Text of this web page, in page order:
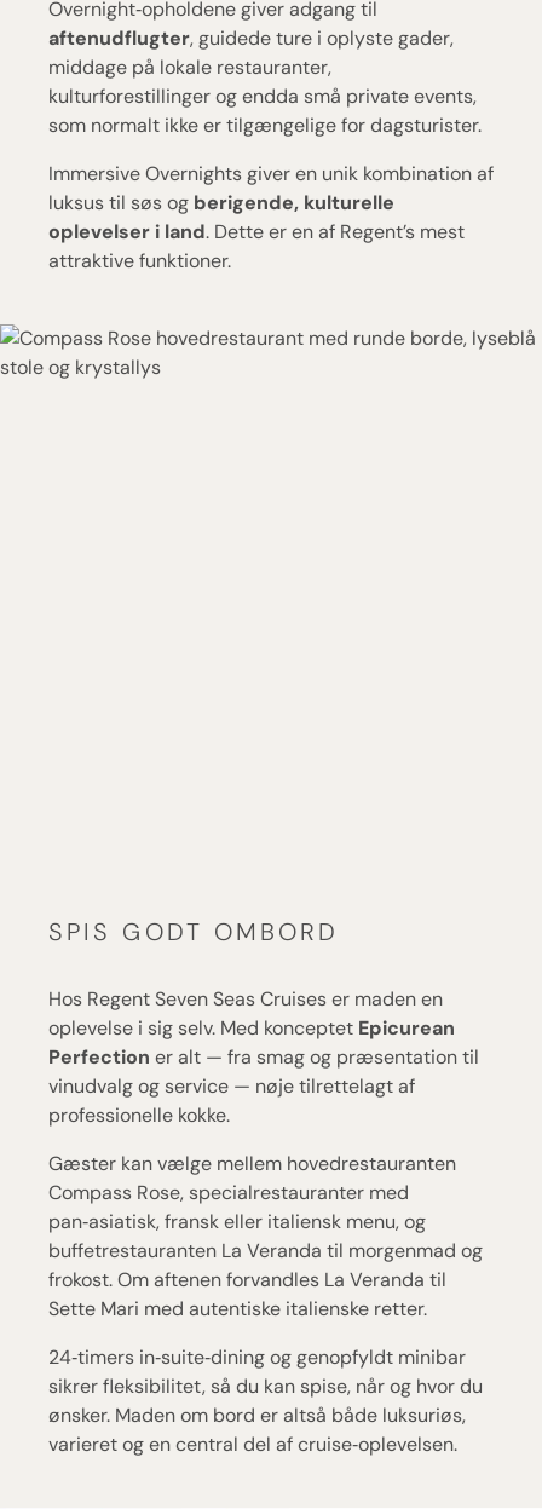
Overnight‑opholdene giver adgang til
aftenudflugter, guidede ture i oplyste gader,
middage på lokale restauranter,
kulturforestillinger og endda små private events,
som normalt ikke er tilgængelige for dagsturister.
Immersive Overnights giver en unik kombination af
luksus til søs og berigende, kulturelle
oplevelser i land. Dette er en af Regent’s mest
attraktive funktioner.
SPIS GODT OMBORD
Hos Regent Seven Seas Cruises er maden en
oplevelse i sig selv. Med konceptet Epicurean
Perfection er alt — fra smag og præsentation til
vinudvalg og service — nøje tilrettelagt af
professionelle kokke.
Gæster kan vælge mellem hovedrestauranten
Compass Rose, specialrestauranter med
pan‑asiatisk, fransk eller italiensk menu, og
buffetrestauranten La Veranda til morgenmad og
frokost. Om aftenen forvandles La Veranda til
Sette Mari med autentiske italienske retter.
24‑timers in‑suite‑dining og genopfyldt minibar
sikrer fleksibilitet, så du kan spise, når og hvor du
ønsker. Maden om bord er altså både luksuriøs,
varieret og en central del af cruise‑oplevelsen.